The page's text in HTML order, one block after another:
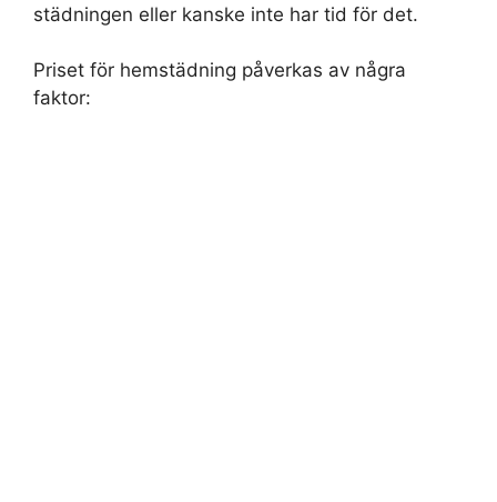
städningen eller kanske inte har tid för det.
Priset för hemstädning påverkas av några
faktor: